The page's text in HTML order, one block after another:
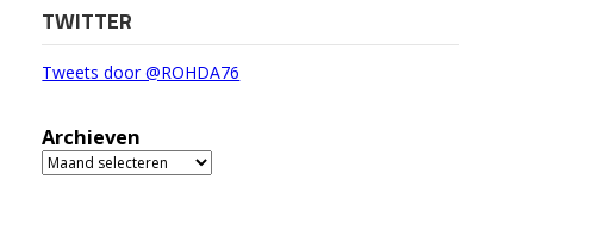
TWITTER
Tweets door @ROHDA76
Archieven
Archieven